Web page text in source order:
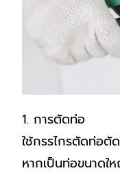
1. การตัดท่อ
ใช้กรรไกรตัดท่อตั
หากเป็นท่อขนาดใ